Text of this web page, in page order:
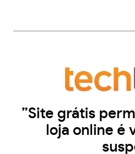
”Site grátis
loja online é